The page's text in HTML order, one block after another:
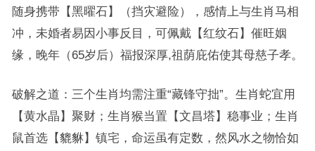
随身携带【黑曜石】（挡灾避险），感情上与生肖马相
冲，未婚者易因小事反目，可佩戴【红纹石】催旺姻
缘，晚年（65岁后）福报深厚,祖荫庇佑使其母慈子孝。
破解之道：三个生肖均需注重“藏锋守拙”。生肖蛇宜用
【黄水晶】聚财；生肖猴当置【文昌塔】稳事业；生肖
鼠首选【貔貅】镇宅，命运虽有定数，然风水之物恰如